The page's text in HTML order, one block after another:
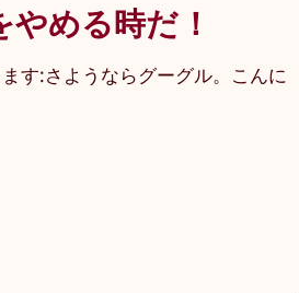
める時だ！
す:さようならグーグル。こんに